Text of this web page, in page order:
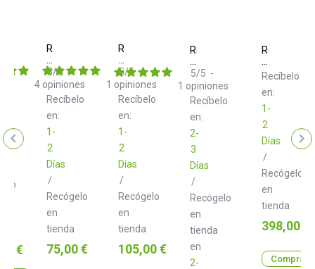
€
Rode
PodMic
Black
Recíbelo
en:
1-
2
Días
/
Recógelo
en
tienda
5/5-
4 opiniones
Precio
75,00 €
Rode
PSA1+
Black
Recíbelo
en:
1-
2
Días
/
Recógelo
en
tienda
5/5-
1 opiniones
Precio
105,00 €
Rode
Rodecaster
Pro
II
Black
Recíbelo
en:
2-
3
Días
/
Recógelo
en
tienda
en
2-
5/5 -
1 opiniones
Rode
Rodecaster
Duo
Black
Recíbelo
en:
1-
2
Días
/
Recógelo
en
tienda
Precio
398,00 €
Comprar